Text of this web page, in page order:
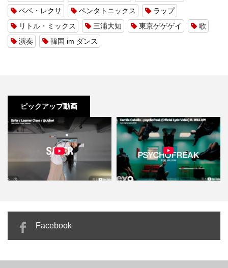
ベベ・レクサ
ペンタトニックス
ラップ
リトル・ミックス
三浦大知 東京ゲゲゲイ
歌
演奏
韓国 im ダンス
ピックアップ動画
Juhwi「Safer」力まず揺れるだけ
Facebook